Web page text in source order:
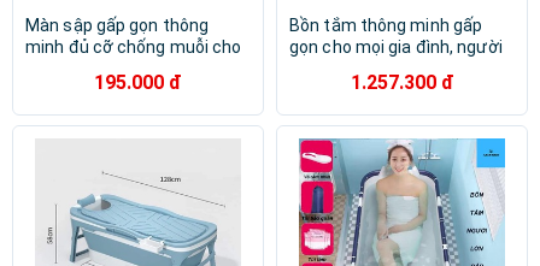
Màn sập gấp gọn thông
minh đủ cỡ chống muỗi cho
195.000 đ
Bồn tắm thông minh gấp
gọn cho mọi gia đình, người
1.257.300 đ